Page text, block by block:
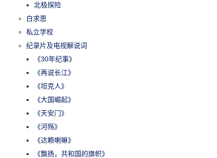
北极探险
白求恩
私立学校
纪录片及电视解说词
《30年纪事》
《再说长江》
《坦克人》
《大国崛起》
《天安门》
《河殇》
《达赖喇嘛》
《飘扬，共和国的旗帜》